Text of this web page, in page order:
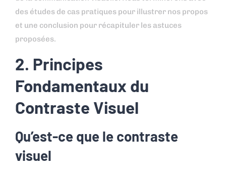
des études de cas pratiques pour illustrer nos propos
et une conclusion pour récapituler les astuces
proposées.
2. Principes
Fondamentaux du
Contraste Visuel
Qu’est-ce que le contraste
visuel